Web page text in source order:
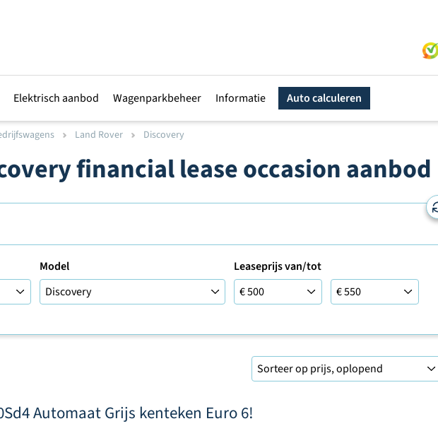
Elektrisch aanbod Wagenparkbeheer Informatie Auto calculeren
Land Rover Discovery
financial lease occasion aanbod
Model
Leaseprijs van/tot
Leaseprijs tot
Automaat Grijs kenteken Euro 6!